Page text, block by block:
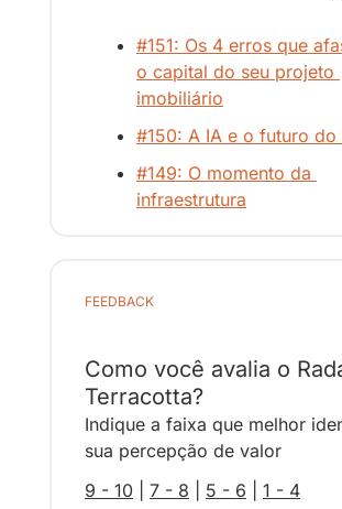
#151: Os 4 erros que
o capital do seu projeto
imobiliário
#150: A IA e o futuro do
#149: O momento da
infraestrutura
FEEDBACK
Como você avalia o
Terracotta?
Indique a faixa que melhor
sua percepção de valor
9 - 10
7 - 8 5 - 6 1 - 4